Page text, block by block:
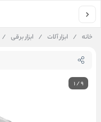
خانه / ابزار آلات / ابزار برقی /
1/9